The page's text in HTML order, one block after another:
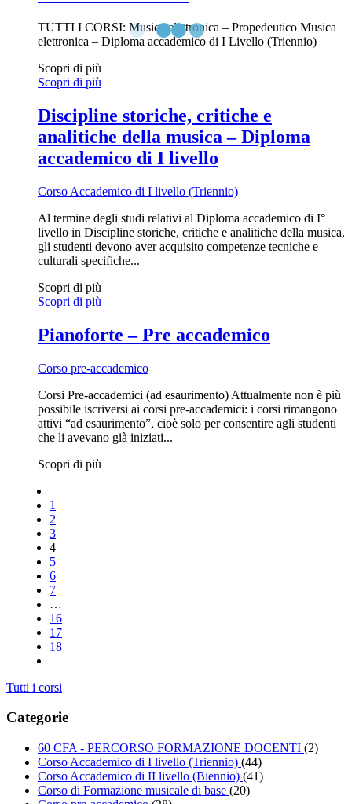
TUTTI I CORSI: Musica elettronica – Propedeutico Musica
elettronica – Diploma accademico di I Livello (Triennio)
Scopri di più
Scopri di più
Discipline storiche, critiche e
analitiche della musica – Diploma
accademico di I livello
Corso Accademico di I livello (Triennio)
Al termine degli studi relativi al Diploma accademico di I°
livello in Discipline storiche, critiche e analitiche della musica,
gli studenti devono aver acquisito competenze tecniche e
culturali specifiche...
Scopri di più
Scopri di più
Pianoforte – Pre accademico
Corso pre-accademico
Corsi Pre-accademici (ad esaurimento) Attualmente non è più
possibile iscriversi ai corsi pre-accademici: i corsi rimangono
attivi “ad esaurimento”, cioè solo per consentire agli studenti
che li avevano già iniziati...
Scopri di più
1
2
3
4
5
6
7
…
16
17
18
Tutti i corsi
Categorie
60 CFA - PERCORSO FORMAZIONE DOCENTI (2)
Corso Accademico di I livello (Triennio) (44)
Corso Accademico di II livello (Biennio) (41)
Corso di Formazione musicale di base (20)